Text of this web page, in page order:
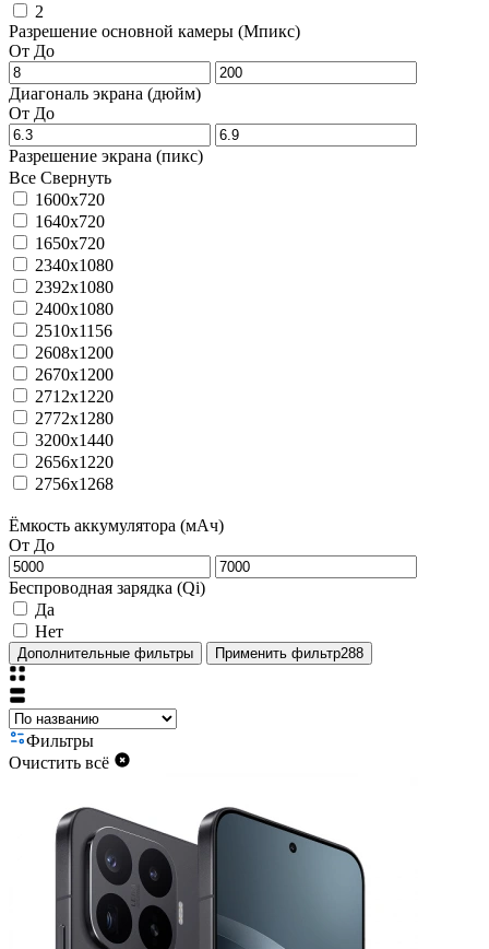
2
Разрешение основной камеры (Мпикс)
От До
Диагональ экрана (дюйм)
От До
Разрешение экрана (пикс)
Все Свернуть
1600x720
1640x720
1650x720
2340x1080
2392x1080
2400x1080
2510x1156
2608x1200
2670x1200
2712x1220
2772x1280
3200x1440
2656x1220
2756x1268
Ёмкость аккумулятора (мАч)
От До
Беспроводная зарядка (Qi)
Да
Нет
Дополнительные фильтры Применить фильтр288
Фильтры
Очистить всё